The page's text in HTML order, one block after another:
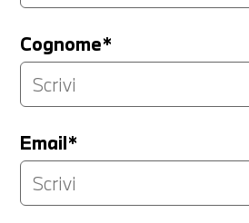
Cognome*
Email*